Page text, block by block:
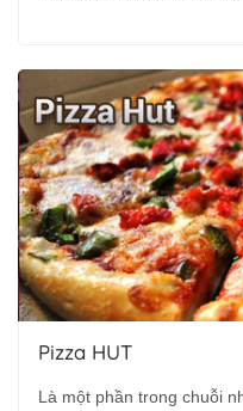
Pizza HUT
Là một phần trong chuỗi